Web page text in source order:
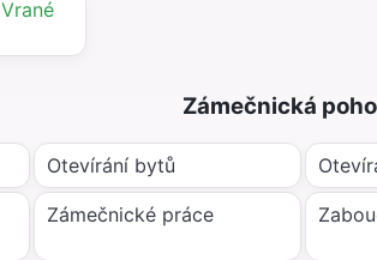
Vrané
Zámečnická
Otevírání bytů
Zámečnické práce